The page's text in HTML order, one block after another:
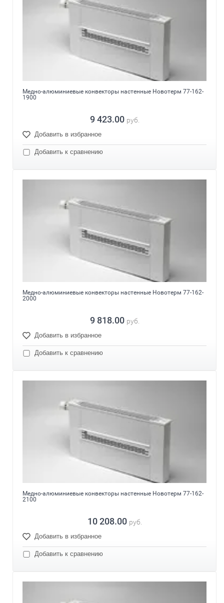
Медно-алюминиевые конвекторы настенные Новотерм 77-162-
1900
9 423.00 руб.
Добавить в избранное
Добавить к сравнению
Медно-алюминиевые конвекторы настенные Новотерм 77-162-
2000
9 818.00 руб.
Добавить в избранное
Добавить к сравнению
Медно-алюминиевые конвекторы настенные Новотерм 77-162-
2100
10 208.00 руб.
Добавить в избранное
Добавить к сравнению